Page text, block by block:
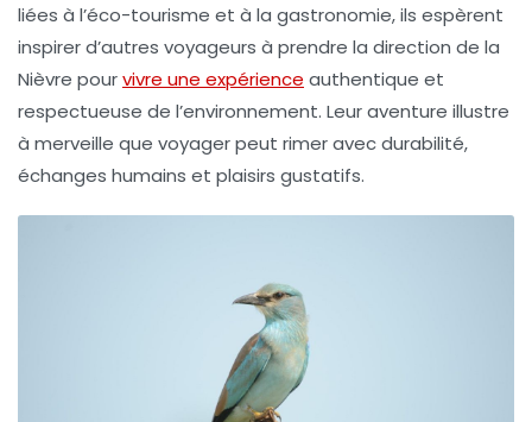
liées à l’éco-tourisme et à la gastronomie, ils espèrent
inspirer d’autres voyageurs à prendre la direction de la
Nièvre pourvivre une expérience authentique et
respectueuse de l’environnement. Leur aventure illustre
à merveille que voyager peut rimer avec durabilité,
échanges humains et plaisirs gustatifs.